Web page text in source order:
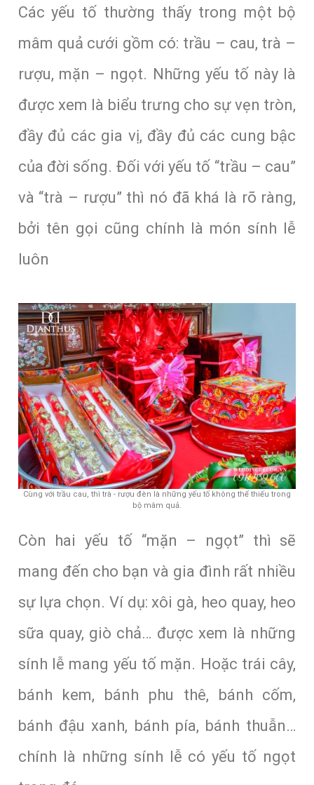
Các yếu tố thường thấy trong một bộ
mâm quả cưới gồm có: trầu – cau, trà –
rượu, mặn – ngọt. Những yếu tố này là
được xem là biểu trưng cho sự vẹn tròn,
đầy đủ các gia vị, đầy đủ các cung bậc
của đời sống. Đối với yếu tố “trầu – cau”
và “trà – rượu” thì nó đã khá là rõ ràng,
bởi tên gọi cũng chính là món sính lễ
luôn
Cùng với trầu cau, thì trà - rượu đèn là những yếu tố không thể thiếu trong
bộ mâm quả.
Còn hai yếu tố “mặn – ngọt” thì sẽ
mang đến cho bạn và gia đình rất nhiều
sự lựa chọn. Ví dụ: xôi gà, heo quay, heo
sữa quay, giò chả… được xem là những
sính lễ mang yếu tố mặn. Hoặc trái cây,
bánh kem, bánh phu thê, bánh cốm,
bánh đậu xanh, bánh pía, bánh thuẫn…
chính là những sính lễ có yếu tố ngọt